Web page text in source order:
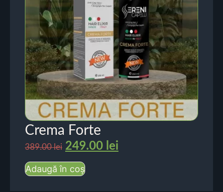
Crema Forte
389.00lei 249.00 lei
Adaugă în coș